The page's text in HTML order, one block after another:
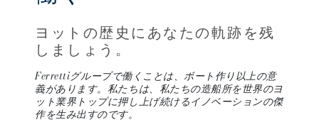
ヨットの歴史にあなたの軌跡を残
しましょう。
Ferrettiグループで働くことは、ボート作り以上の意
義があります。私たちは、私たちの造船所を世界のヨ
ット業界トップに押し上げ続けるイノベーションの傑
作を生み出すのです。